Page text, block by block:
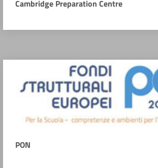
Cambridge Preparation Centre
PON